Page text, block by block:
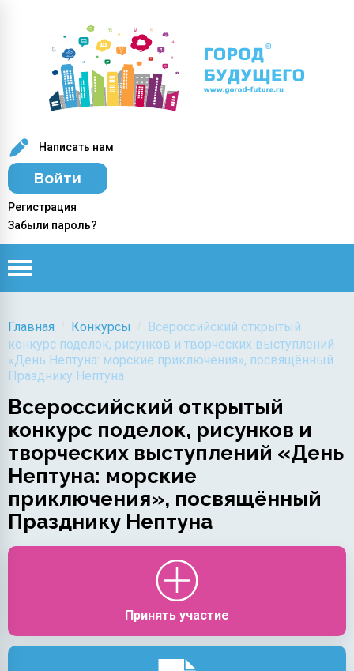
Написать нам
Войти
Регистрация
Забыли пароль?
Главная Конкурсы
Всероссийский открытый
конкурс поделок, рисунков и творческих выступлений
«День Нептуна: морские приключения», посвящённый
Празднику Нептуна
Всероссийский открытый
конкурс поделок, рисунков и
творческих выступлений «День
Нептуна: морские
приключения», посвящённый
Празднику Нептуна
Принять участие